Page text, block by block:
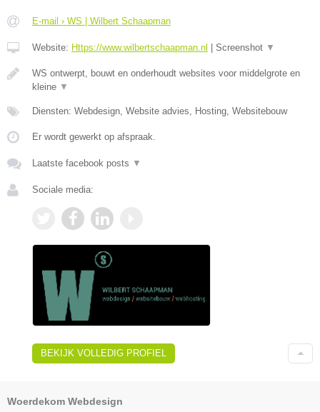
E-mail › WS | Wilbert Schaapman
Website: Https://www.wilbertschaapman.nl Screenshot ▼
WS ontwerpt, bouwt en onderhoudt websites voor middelgrote en
kleine ▼
Diensten: Webdesign, Website advies, Hosting, Websitebouw
Er wordt gewerkt op afspraak.
Laatste facebook posts ▼
Sociale media:
BEKIJK VOLLEDIG PROFIEL
Woerdekom Webdesign